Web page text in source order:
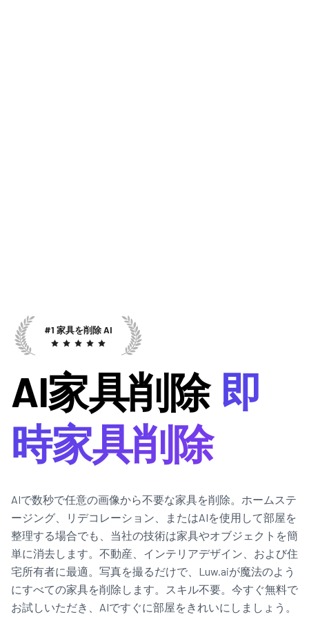
#1 家具を削除 AI
AI家具削除 即
時家具削除
AIで数秒で任意の画像から不要な家具を削除。ホームステ
ージング、リデコレーション、またはAIを使用して部屋を
整理する場合でも、当社の技術は家具やオブジェクトを簡
単に消去します。不動産、インテリアデザイン、および住
宅所有者に最適。写真を撮るだけで、Luw.aiが魔法のよう
にすべての家具を削除します。スキル不要。今すぐ無料で
お試しいただき、AIですぐに部屋をきれいにしましょう。